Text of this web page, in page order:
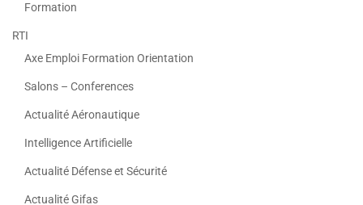
Formation
RTI
Axe Emploi Formation Orientation
Salons – Conferences
Actualité Aéronautique
Intelligence Artificielle
Actualité Défense et Sécurité
Actualité Gifas